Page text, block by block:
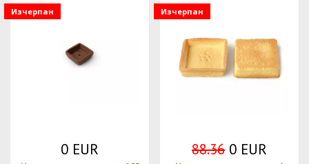
Изчерпан
0 EUR
Изчерпан
88.36 0 EUR